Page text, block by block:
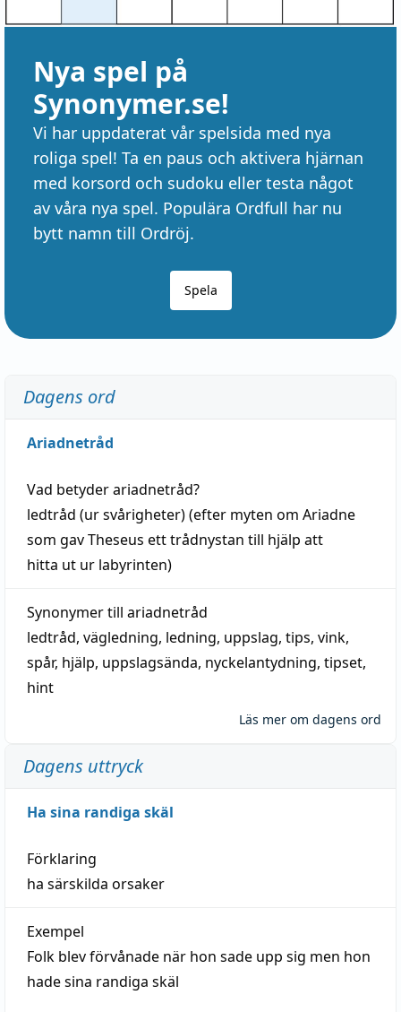
Nya spel på
Synonymer.se!
Vi har uppdaterat vår spelsida med nya
roliga spel! Ta en paus och aktivera hjärnan
med korsord och sudoku eller testa något
av våra nya spel. Populära Ordfull har nu
bytt namn till Ordröj.
Spela
Dagens ord
Ariadnetråd
Vad betyderariadnetråd?
ledtråd (ur svårigheter) (efter myten om Ariadne
som gav Theseus ett trådnystan till hjälp att
hitta ut ur labyrinten)
Synonymer till ariadnetråd
ledtråd, vägledning, ledning, uppslag, tips, vink,
spår, hjälp, uppslagsända, nyckelantydning, tipset,
hint
Läs mer om dagens ord
Dagens uttryck
Ha sina randiga skäl
Förklaring
ha särskilda orsaker
Exempel
Folk blev förvånade när hon sade upp sig men hon
hade sina randiga skäl